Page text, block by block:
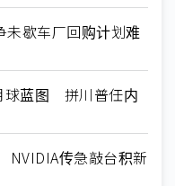
歇车厂回购计划难
球蓝图 拼川普任内
传急敲台积新